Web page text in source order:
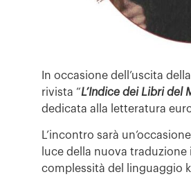
In occasione dell’uscita
rivista “L’Indice dei Libri del
dedicata alla letteratura
L’incontro sarà
luce della nuova
complessità del linguaggio